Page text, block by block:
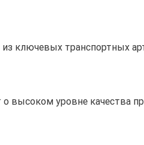
ключевых транспортных
о высоком уровне качества